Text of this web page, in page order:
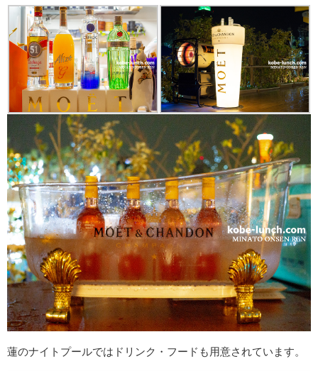
蓮のナイトプールではドリンク・フードも用意されています。